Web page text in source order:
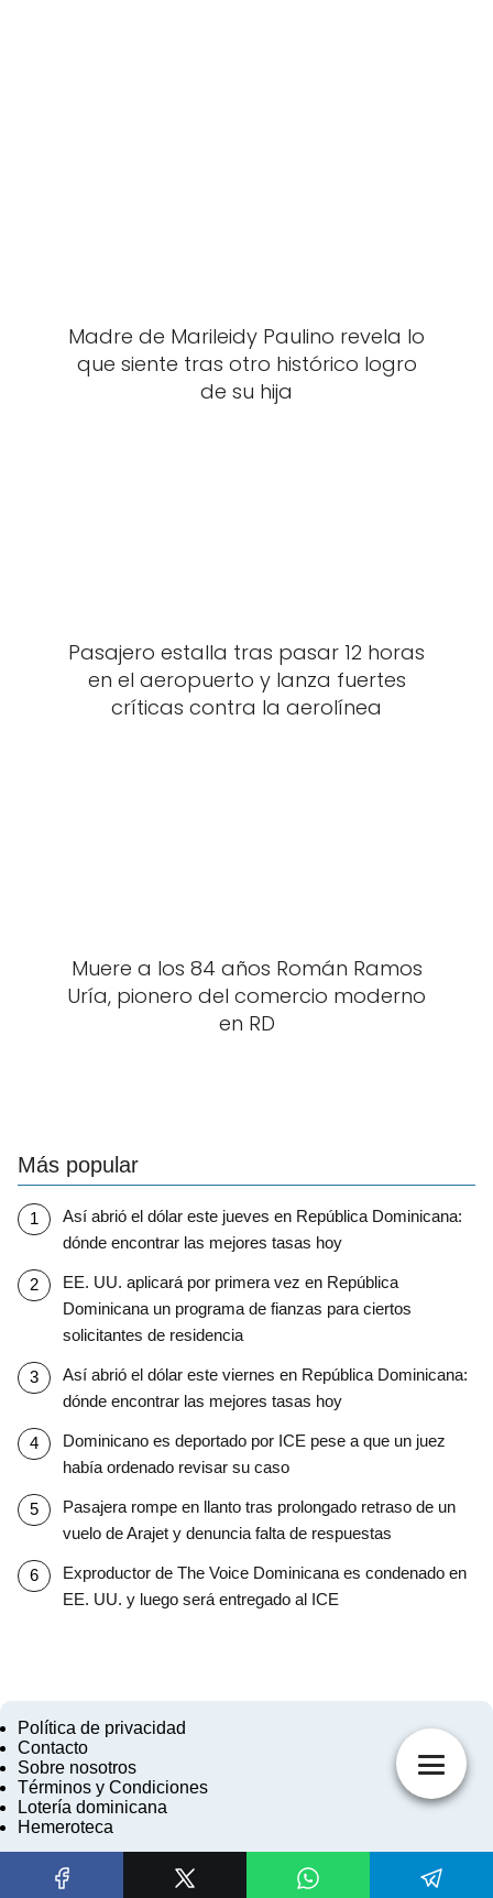
Madre de Marileidy Paulino revela lo
que siente tras otro histórico logro
de su hija
Pasajero estalla tras pasar 12 horas
en el aeropuerto y lanza fuertes
críticas contra la aerolínea
Muere a los 84 años Román Ramos
Uría, pionero del comercio moderno
en RD
Más popular
Así abrió el dólar este jueves en República Dominicana:
dónde encontrar las mejores tasas hoy
EE. UU. aplicará por primera vez en República
Dominicana un programa de fianzas para ciertos
solicitantes de residencia
Así abrió el dólar este viernes en República Dominicana:
dónde encontrar las mejores tasas hoy
Dominicano es deportado por ICE pese a que un juez
había ordenado revisar su caso
Pasajera rompe en llanto tras prolongado retraso de un
vuelo de Arajet y denuncia falta de respuestas
Exproductor de The Voice Dominicana es condenado en
EE. UU. y luego será entregado al ICE
Política de privacidad
Contacto
Sobre nosotros
Términos y Condiciones
Lotería dominicana
Hemeroteca